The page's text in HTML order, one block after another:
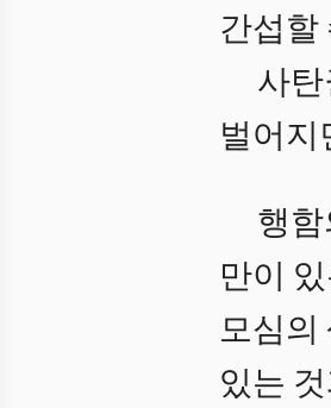
간섭할
사
벌어지
행
만이
모심의
있는